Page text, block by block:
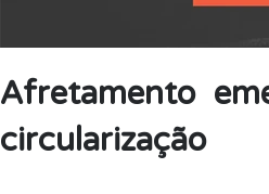
Afretamento
circularização